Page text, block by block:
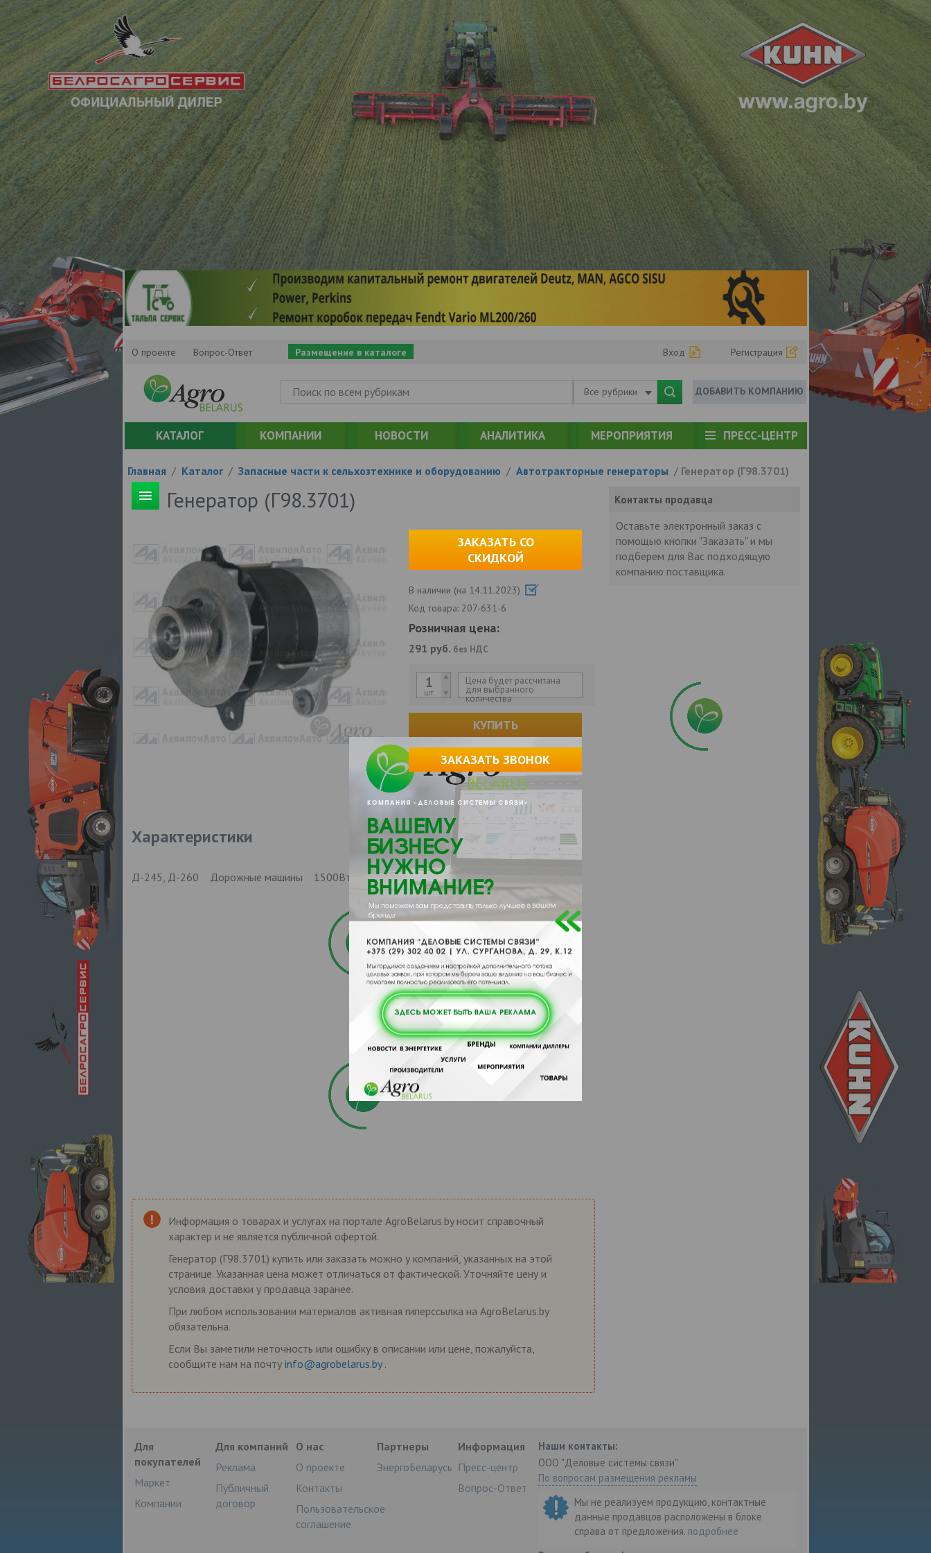
О проекте Вопрос-Ответ Размещение в каталоге Вход Регистрация
Все рубрики ДОБАВИТЬ КОМПАНИЮ
КАТАЛОГ КОМПАНИИ НОВОСТИ АНАЛИТИКА МЕРОПРИЯТИЯ ПРЕСС-ЦЕНТР
Главная / Каталог / Запасные части к сельхозтехнике и оборудованию / Автотракторные генераторы / Генератор (Г98.3701)
Генератор (Г98.3701)
ЗАКАЗАТЬ СО
СКИДКОЙ
В наличии (на 14.11.2023)
Код товара: 207-631-6
Розничная цена:
291 руб. без НДС
шт.
Цена будет рассчитана
для выбранного
количества
КУПИТЬ
ЗАКАЗАТЬ ЗВОНОК
Характеристики
Д-245, Д-260 Дорожные машины 1500Вт 28В 54А
Контакты продавца
Оставьте электронный заказ с
помощью кнопки "Заказать" и мы
подберем для Вас подходящую
компанию поставщика.
Информация о товарах и услугах на портале AgroBelarus.by носит справочный
характер и не является публичной офертой.
Генератор (Г98.3701) купить или заказать можно у компаний, указанных на этой
странице. Указанная цена может отличаться от фактической. Уточняйте цену и
условия доставки у продавца заранее.
При любом использовании материалов активная гиперссылка на AgroBelarus.by
обязательна.
Если Вы заметили неточность или ошибку в описании или цене, пожалуйста,
сообщите нам на почту info@agrobelarus.by .
Для
покупателей
Маркет
Компании
Для компаний
Реклама
Публичный
договор
О нас
О проекте
Контакты
Пользовательское
соглашение
Партнеры
ЭнергоБеларусь
Информация
Пресс-центр
Вопрос-Ответ
Наши контакты:
ООО "Деловые системы связи"
По вопросам размещения рекламы
Мы не реализуем продукцию, контактные
данные продавцов расположены в блоке
справа от предложения. подробнее